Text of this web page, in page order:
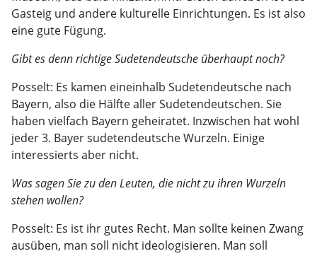
Gasteig und andere kulturelle Einrichtungen. Es ist also
eine gute Fügung.
Gibt es denn richtige Sudetendeutsche überhaupt noch?
Posselt: Es kamen eineinhalb Sudetendeutsche nach
Bayern, also die Hälfte aller Sudetendeutschen. Sie
haben vielfach Bayern geheiratet. Inzwischen hat wohl
jeder 3. Bayer sudetendeutsche Wurzeln. Einige
interessierts aber nicht.
Was sagen Sie zu den Leuten, die nicht zu ihren Wurzeln
stehen wollen?
Posselt: Es ist ihr gutes Recht. Man sollte keinen Zwang
ausüben, man soll nicht ideologisieren. Man soll